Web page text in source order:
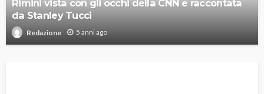
Rimini vista con gli occhi della CNN e raccontata
da Stanley Tucci
Redazione 5 anni ago